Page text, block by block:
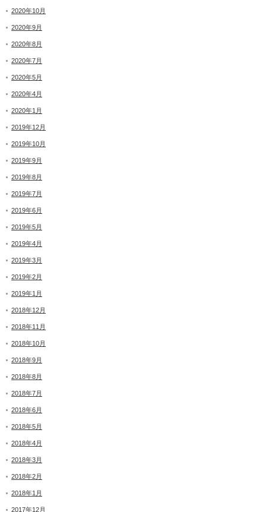
2020年10月
2020年9月
2020年8月
2020年7月
2020年5月
2020年4月
2020年1月
2019年12月
2019年10月
2019年9月
2019年8月
2019年7月
2019年6月
2019年5月
2019年4月
2019年3月
2019年2月
2019年1月
2018年12月
2018年11月
2018年10月
2018年9月
2018年8月
2018年7月
2018年6月
2018年5月
2018年4月
2018年3月
2018年2月
2018年1月
2017年12月